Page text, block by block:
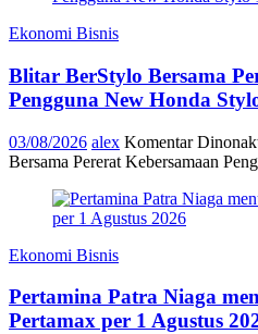
Ekonomi Bisnis
Blitar BerStylo Bersama
Pengguna New Honda
03/08/2026 alex Komentar
Bersama Pererat Kebersamaan
Ekonomi Bisnis
Pertamina Patra Niaga
Pertamax per 1 Agustus